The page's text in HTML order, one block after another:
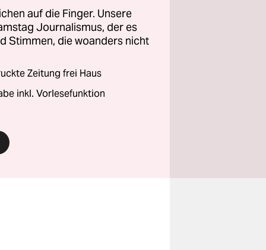
auf die Finger. Unsere
Journalismus, der es
Stimmen, die woanders nicht
Zeitung frei Haus
inkl. Vorlesefunktion